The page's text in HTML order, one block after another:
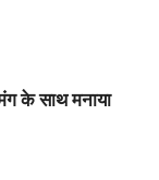
के साथ मनाया